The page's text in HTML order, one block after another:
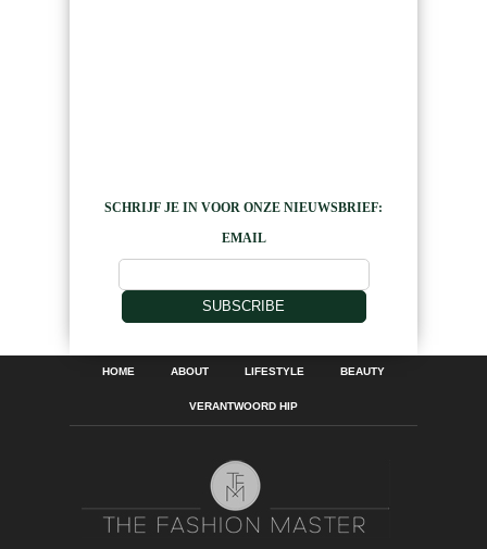
SCHRIJF JE IN VOOR ONZE NIEUWSBRIEF:
EMAIL
SUBSCRIBE
HOME ABOUT LIFESTYLE BEAUTY
VERANTWOORD HIP